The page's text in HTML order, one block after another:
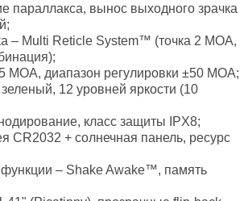
параллакса, вынос выходного зрачка
– Multi Reticle System™ (точка 2 МОА,
МОА, диапазон регулировки ±50 МОА;
12 уровней яркости (10
класс защиты IPX8;
CR2032 + солнечная панель, ресурс
– Shake Awake™, память